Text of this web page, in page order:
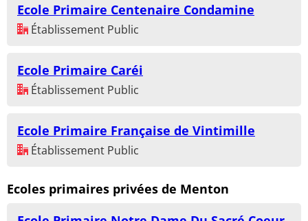
Ecole Primaire Centenaire Condamine
Établissement Public
Ecole Primaire Caréi
Établissement Public
Ecole Primaire Française de Vintimille
Établissement Public
Ecoles primaires privées de Menton